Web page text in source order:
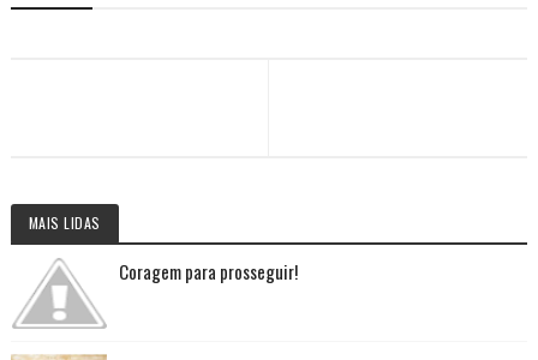
MAIS LIDAS
Coragem para prosseguir!